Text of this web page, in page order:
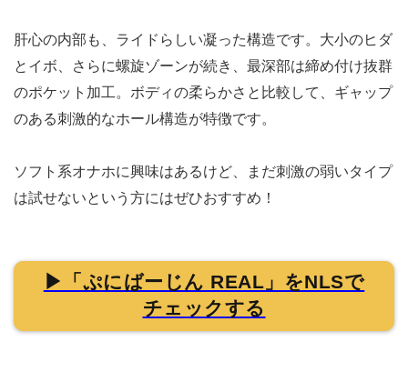
肝心の内部も、ライドらしい凝った構造です。大小のヒダ
とイボ、さらに螺旋ゾーンが続き、最深部は締め付け抜群
のポケット加工。ボディの柔らかさと比較して、ギャップ
のある刺激的なホール構造が特徴です。
ソフト系オナホに興味はあるけど、まだ刺激の弱いタイプ
は試せないという方にはぜひおすすめ！
▶「ぷにばーじん REAL」をNLSで
チェックする